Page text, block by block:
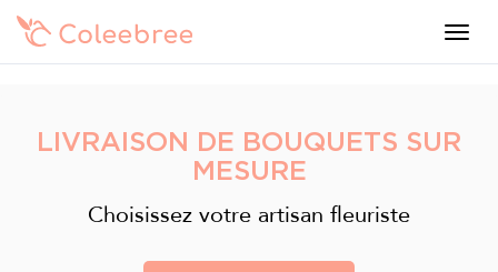
LIVRAISON DE BOUQUETS SUR
MESURE
Choisissez votre artisan fleuriste